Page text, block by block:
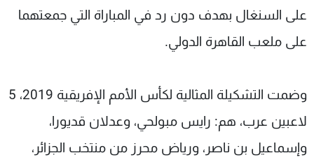
على السنغال بهدف دون رد في المباراة التي جمعتهما
على ملعب القاهرة الدولي.
وضمت التشكيلة المثالية لكأس الأمم الإفريقية 2019، 5
لاعبين عرب، هم: رايس مبولحي، وعدلان قديورا،
وإسماعيل بن ناصر، ورياض محرز من منتخب الجزائر،